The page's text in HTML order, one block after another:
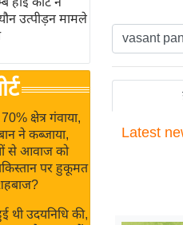
उत्पीड़न मामले
क्षेत्र गंवाया,
ने कब्जाया,
से आवाज को
पर हुकूमत
थी उदयनिधि की,
Latest